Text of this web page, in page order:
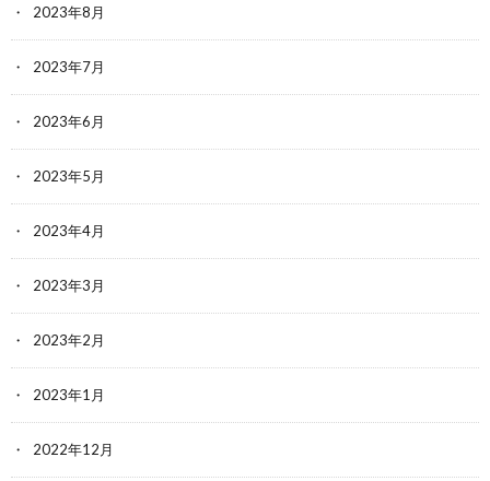
2023年8月
2023年7月
2023年6月
2023年5月
2023年4月
2023年3月
2023年2月
2023年1月
2022年12月